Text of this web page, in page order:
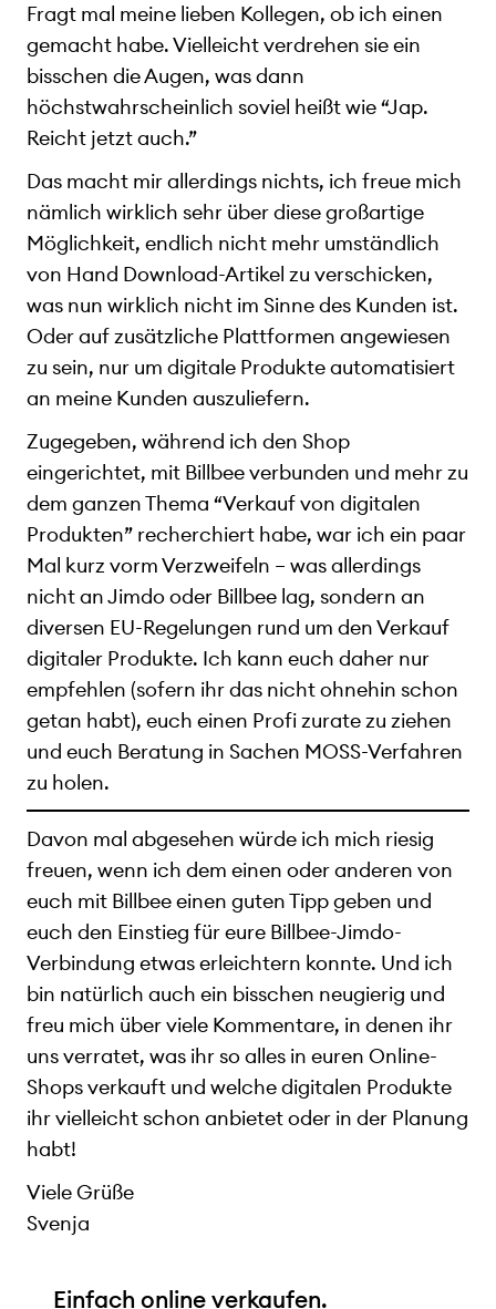
Fragt mal meine lieben Kollegen, ob ich einen
gemacht habe. Vielleicht verdrehen sie ein
bisschen die Augen, was dann
höchstwahrscheinlich soviel heißt wie “Jap.
Reicht jetzt auch.”
Das macht mir allerdings nichts, ich freue mich
nämlich wirklich sehr über diese großartige
Möglichkeit, endlich nicht mehr umständlich
von Hand Download-Artikel zu verschicken,
was nun wirklich nicht im Sinne des Kunden ist.
Oder auf zusätzliche Plattformen angewiesen
zu sein, nur um digitale Produkte automatisiert
an meine Kunden auszuliefern.
Zugegeben, während ich den Shop
eingerichtet, mit Billbee verbunden und mehr zu
dem ganzen Thema “Verkauf von digitalen
Produkten” recherchiert habe, war ich ein paar
Mal kurz vorm Verzweifeln – was allerdings
nicht an Jimdo oder Billbee lag, sondern an
diversen EU-Regelungen rund um den Verkauf
digitaler Produkte. Ich kann euch daher nur
empfehlen (sofern ihr das nicht ohnehin schon
getan habt), euch einen Profi zurate zu ziehen
und euch Beratung in Sachen MOSS-Verfahren
zu holen.
Davon mal abgesehen würde ich mich riesig
freuen, wenn ich dem einen oder anderen von
euch mit Billbee einen guten Tipp geben und
euch den Einstieg für eure Billbee-Jimdo-
Verbindung etwas erleichtern konnte. Und ich
bin natürlich auch ein bisschen neugierig und
freu mich über viele Kommentare, in denen ihr
uns verratet, was ihr so alles in euren Online-
Shops verkauft und welche digitalen Produkte
ihr vielleicht schon anbietet oder in der Planung
habt!
Viele Grüße
Svenja
Einfach online verkaufen.